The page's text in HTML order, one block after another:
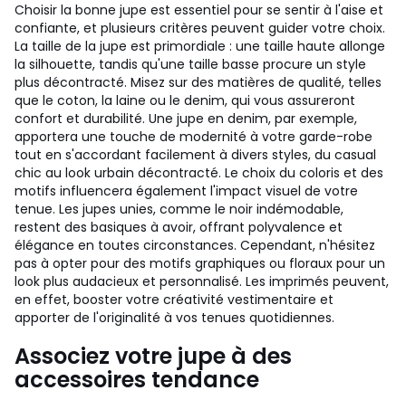
Choisir la bonne jupe est essentiel pour se sentir à l'aise et
confiante, et plusieurs critères peuvent guider votre choix.
La taille de la jupe est primordiale : une taille haute allonge
la silhouette, tandis qu'une taille basse procure un style
plus décontracté. Misez sur des matières de qualité, telles
que le coton, la laine ou le denim, qui vous assureront
confort et durabilité. Une jupe en denim, par exemple,
apportera une touche de modernité à votre garde-robe
tout en s'accordant facilement à divers styles, du casual
chic au look urbain décontracté. Le choix du coloris et des
motifs influencera également l'impact visuel de votre
tenue. Les jupes unies, comme le noir indémodable,
restent des basiques à avoir, offrant polyvalence et
élégance en toutes circonstances. Cependant, n'hésitez
pas à opter pour des motifs graphiques ou floraux pour un
look plus audacieux et personnalisé. Les imprimés peuvent,
en effet, booster votre créativité vestimentaire et
apporter de l'originalité à vos tenues quotidiennes.
Associez votre jupe à des
accessoires tendance